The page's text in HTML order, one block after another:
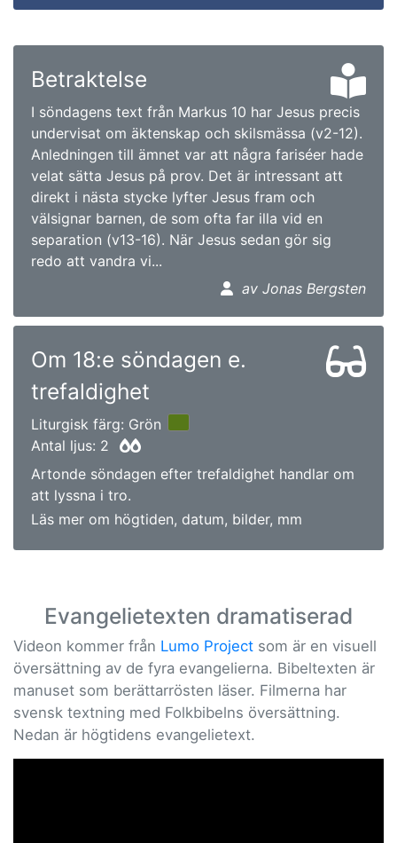
Betraktelse
I söndagens text från Markus 10 har Jesus precis
undervisat om äktenskap och skilsmässa (v2-12).
Anledningen till ämnet var att några fariséer hade
velat sätta Jesus på prov. Det är intressant att
direkt i nästa stycke lyfter Jesus fram och
välsignar barnen, de som ofta far illa vid en
separation (v13-16). När Jesus sedan gör sig
redo att vandra vi...
av Jonas Bergsten
Om 18:e söndagen e.
trefaldighet
Liturgisk färg: Grön
Antal ljus: 2
Artonde söndagen efter trefaldighet handlar om
att lyssna i tro.
Läs mer om högtiden, datum, bilder, mm
Evangelietexten dramatiserad
Videon kommer från Lumo Project som är en visuell
översättning av de fyra evangelierna. Bibeltexten är
manuset som berättarrösten läser. Filmerna har
svensk textning med Folkbibelns översättning.
Nedan är högtidens evangelietext.